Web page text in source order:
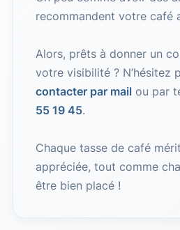
recommandent votre café
Alors, prêts à donner un
votre visibilité ? N’hésitez
contacter par mail ou par
55 19 45.
Chaque tasse de café
appréciée, tout comme
être bien placé !